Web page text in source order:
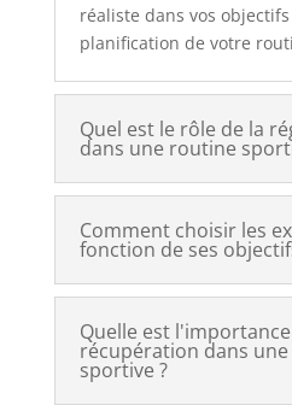
réaliste dans vos
planification de votre
Quel est le rôle de la
dans une routine
Comment choisir les
fonction de ses
Quelle est
récupération dans
sportive ?